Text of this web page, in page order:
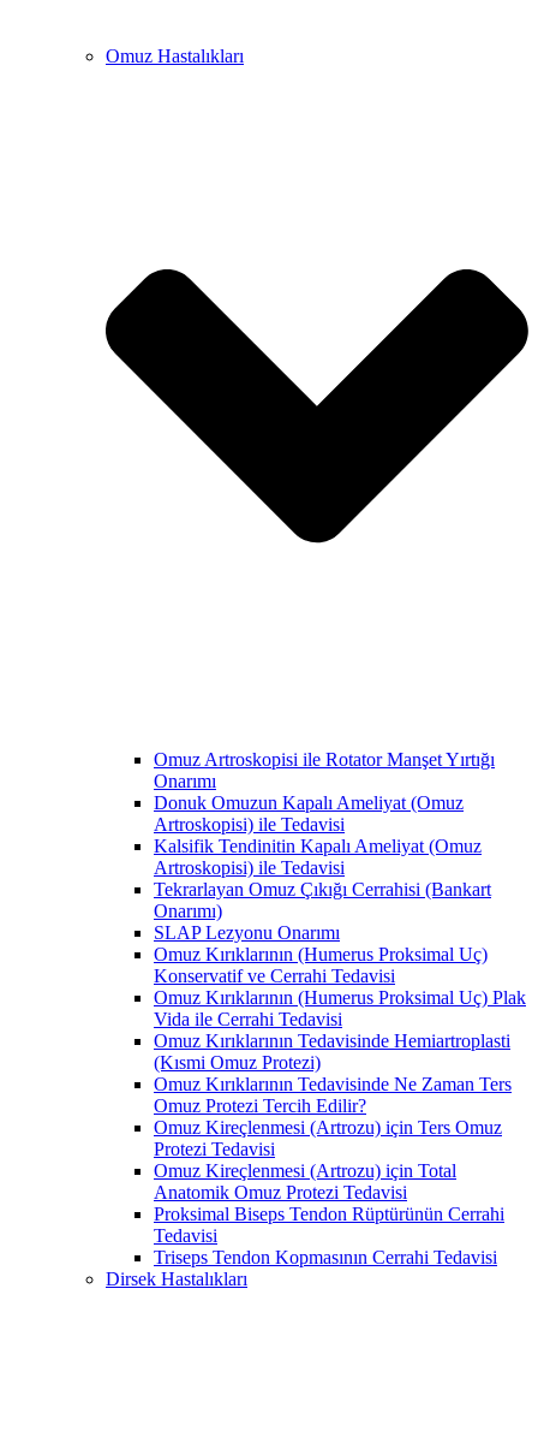
Omuz Hastalıkları
Omuz Artroskopisi ile Rotator Manşet Yırtığı
Onarımı
Donuk Omuzun Kapalı Ameliyat (Omuz
Artroskopisi) ile Tedavisi
Kalsifik Tendinitin Kapalı Ameliyat (Omuz
Artroskopisi) ile Tedavisi
Tekrarlayan Omuz Çıkığı Cerrahisi (Bankart
Onarımı)
SLAP Lezyonu Onarımı
Omuz Kırıklarının (Humerus Proksimal Uç)
Konservatif ve Cerrahi Tedavisi
Omuz Kırıklarının (Humerus Proksimal Uç) Plak
Vida ile Cerrahi Tedavisi
Omuz Kırıklarının Tedavisinde Hemiartroplasti
(Kısmi Omuz Protezi)
Omuz Kırıklarının Tedavisinde Ne Zaman Ters
Omuz Protezi Tercih Edilir?
Omuz Kireçlenmesi (Artrozu) için Ters Omuz
Protezi Tedavisi
Omuz Kireçlenmesi (Artrozu) için Total
Anatomik Omuz Protezi Tedavisi
Proksimal Biseps Tendon Rüptürünün Cerrahi
Tedavisi
Triseps Tendon Kopmasının Cerrahi Tedavisi
Dirsek Hastalıkları